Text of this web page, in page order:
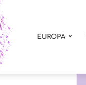
EUROPA